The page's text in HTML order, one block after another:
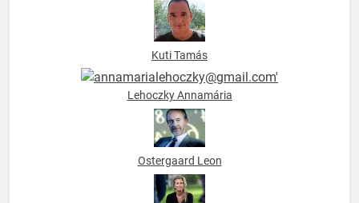
Kuti Tamás
Lehoczky Annamária
Ostergaard Leon